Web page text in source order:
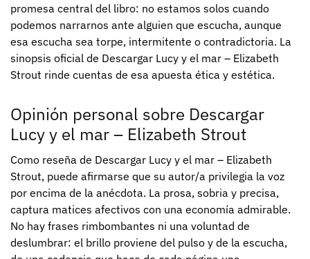
promesa central del libro: no estamos solos cuando
podemos narrarnos ante alguien que escucha, aunque
esa escucha sea torpe, intermitente o contradictoria. La
sinopsis oficial de Descargar Lucy y el mar – Elizabeth
Strout rinde cuentas de esa apuesta ética y estética.
Opinión personal sobre Descargar
Lucy y el mar – Elizabeth Strout
Como reseña de Descargar Lucy y el mar – Elizabeth
Strout, puede afirmarse que su autor/a privilegia la voz
por encima de la anécdota. La prosa, sobria y precisa,
captura matices afectivos con una economía admirable.
No hay frases rimbombantes ni una voluntad de
deslumbrar: el brillo proviene del pulso y de la escucha,